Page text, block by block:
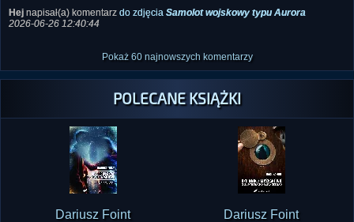
Hej napisał(a) komentarz do zdjęcia Samolot wojskowy typu Aurora
2026-06-26 12:40:44
Pokaż 60 najnowszych komentarzy
POLECANE KSIĄŻKI
Dariusz Foint
Dariusz Foint